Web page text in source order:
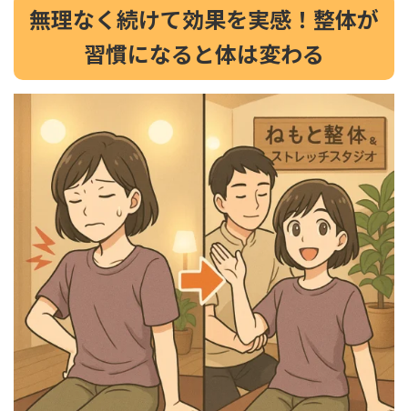
無理なく続けて効果を実感！整体が
習慣になると体は変わる